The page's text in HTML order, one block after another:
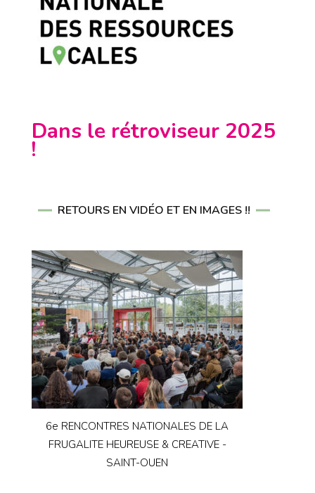
Dans le rétroviseur 2025
!
RETOURS EN VIDÉO ET EN IMAGES !!
6e RENCONTRES NATIONALES DE LA
FRUGALITE HEUREUSE & CREATIVE -
SAINT-OUEN